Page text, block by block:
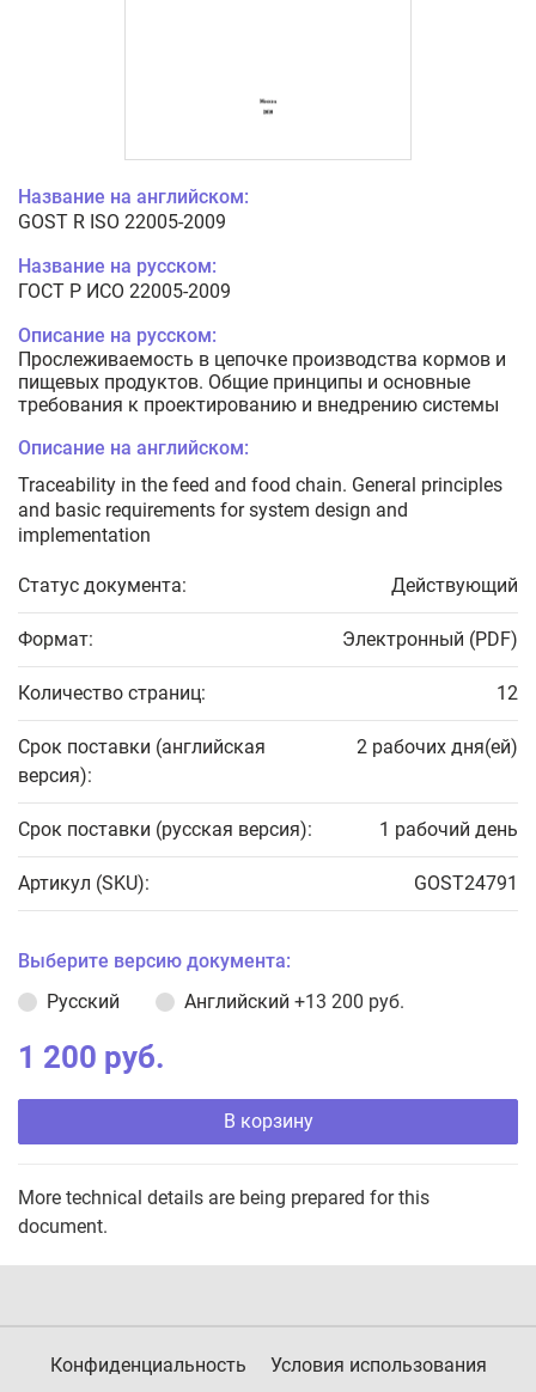
Название на английском:
GOST R ISO 22005-2009
Название на русском:
ГОСТ Р ИСО 22005-2009
Описание на русском:
Прослеживаемость в цепочке производства кормов и
пищевых продуктов. Общие принципы и основные
требования к проектированию и внедрению системы
Описание на английском:
Traceability in the feed and food chain. General principles
and basic requirements for system design and
implementation
Статус документа: Действующий
Формат: Электронный (PDF)
Количество страниц: 12
Срок поставки (английская
версия):
2 рабочих дня(ей)
Срок поставки (русская версия): 1 рабочий день
Артикул (SKU): GOST24791
Выберите версию документа:
Русский
Английский +13 200 руб.
1 200 руб.
В корзину
More technical details are being prepared for this
document.
Конфиденциальность Условия использования